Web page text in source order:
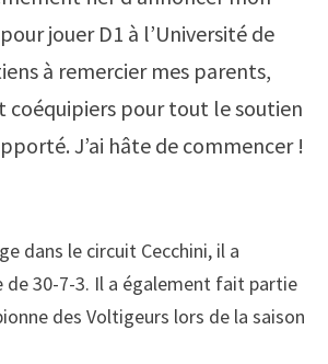
jouer D1 à l’Université de
à remercier mes parents,
coéquipiers pour tout le soutien
J’ai hâte de commencer !
dans le circuit Cecchini, il a
de 30-7-3. Il a également fait partie
des Voltigeurs lors de la saison